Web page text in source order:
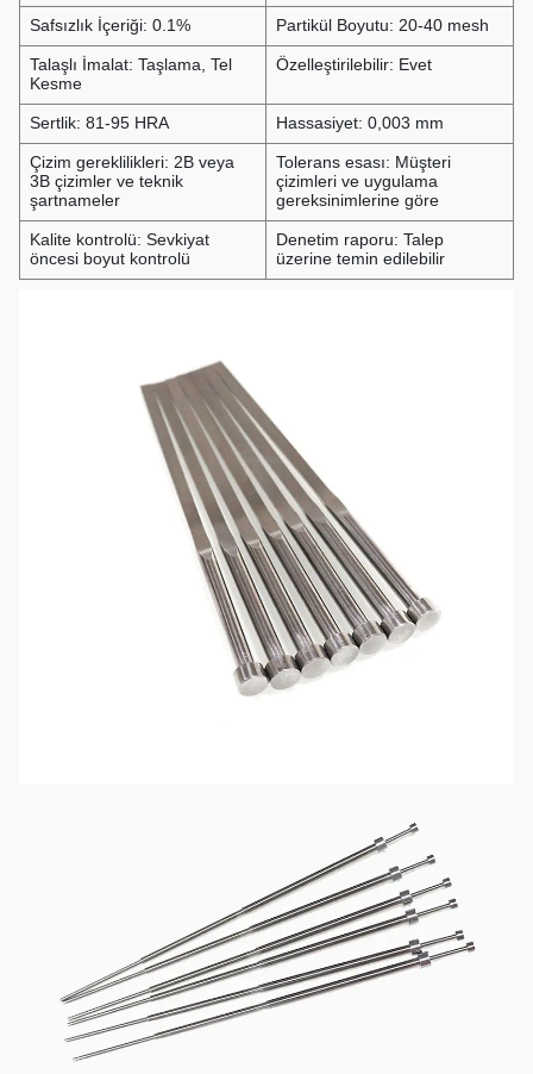
Safsızlık İçeriği: 0.1% Partikül Boyutu: 20-40 mesh
Talaşlı İmalat: Taşlama, Tel
Kesme
Özelleştirilebilir: Evet
Sertlik: 81-95 HRA Hassasiyet: 0,003 mm
Çizim gereklilikleri: 2B veya
3B çizimler ve teknik
şartnameler
Tolerans esası: Müşteri
çizimleri ve uygulama
gereksinimlerine göre
Kalite kontrolü: Sevkiyat
öncesi boyut kontrolü
Denetim raporu: Talep
üzerine temin edilebilir